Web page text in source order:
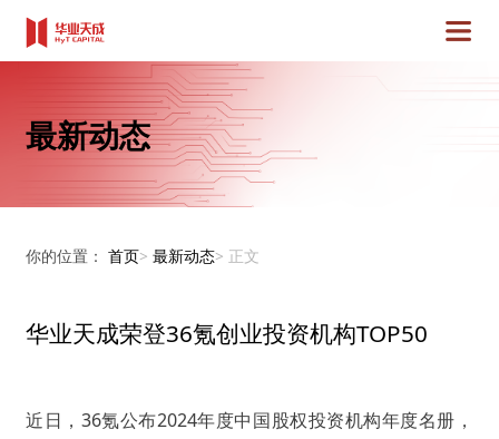
最新动态
你的位置： 首页> 最新动态> 正文
华业天成荣登36氪创业投资机构TOP50
近日，36氪公布2024年度中国股权投资机构年度名册，